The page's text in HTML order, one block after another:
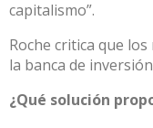
capitalismo”.
Roche critica que
la banca de
¿Qué solución